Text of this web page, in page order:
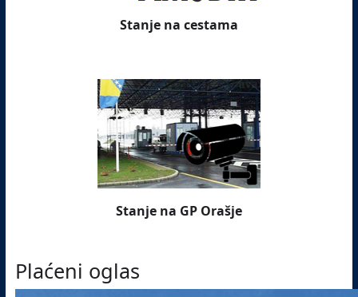
Stanje na cestama
Stanje na GP Orašje
Plaćeni oglas